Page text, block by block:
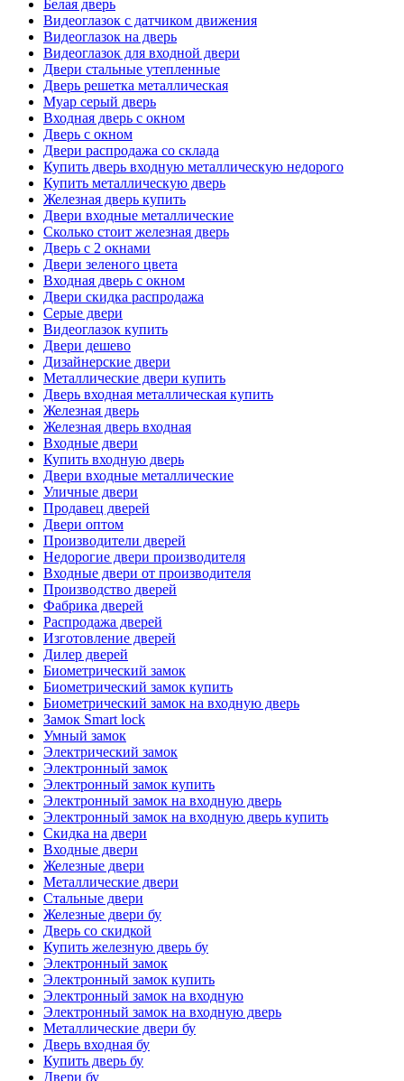
Белая дверь
Видеоглазок с датчиком движения
Видеоглазок на дверь
Видеоглазок для входной двери
Двери стальные утепленные
Дверь решетка металлическая
Муар серый дверь
Входная дверь с окном
Дверь с окном
Двери распродажа со склада
Купить дверь входную металлическую недорого
Купить металлическую дверь
Железная дверь купить
Двери входные металлические
Сколько стоит железная дверь
Дверь с 2 окнами
Двери зеленого цвета
Входная дверь с окном
Двери скидка распродажа
Серые двери
Видеоглазок купить
Двери дешево
Дизайнерские двери
Металлические двери купить
Дверь входная металлическая купить
Железная дверь
Железная дверь входная
Входные двери
Купить входную дверь
Двери входные металлические
Уличные двери
Продавец дверей
Двери оптом
Производители дверей
Недорогие двери производителя
Входные двери от производителя
Производство дверей
Фабрика дверей
Распродажа дверей
Изготовление дверей
Дилер дверей
Биометрический замок
Биометрический замок купить
Биометрический замок на входную дверь
Замок Smart lock
Умный замок
Электрический замок
Электронный замок
Электронный замок купить
Электронный замок на входную дверь
Электронный замок на входную дверь купить
Скидка на двери
Входные двери
Железные двери
Металлические двери
Стальные двери
Железные двери бу
Дверь со скидкой
Купить железную дверь бу
Электронный замок
Электронный замок купить
Электронный замок на входную
Электронный замок на входную дверь
Металлические двери бу
Дверь входная бу
Купить дверь бу
Двери бу